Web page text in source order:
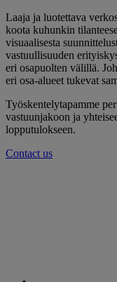
Laaja ja luotettava
koota kuhunkin
visuaalisesta
vastuullisuuden
eri osapuolten välillä.
eri osa-alueet tukevat
Työskentelytapamme
vastuunjakoon ja
lopputulokseen.
Contact us